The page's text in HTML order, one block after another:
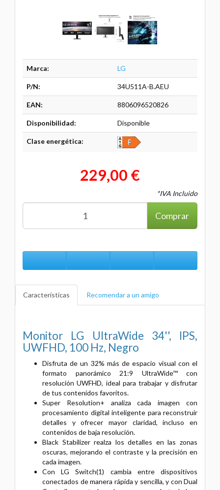
Marca: LG
P/N: 34U511A-B.AEU
EAN: 8806096520826
Disponibilidad: Disponible
Clase energética:
229,00 €
*IVA Incluido
Comprar
Características Recomendar a un amigo
Monitor LG UltraWide 34'', IPS,
UWFHD, 100 Hz, Negro
Disfruta de un 32% más de espacio visual con el
formato panorámico 21:9 UltraWide™ con
resolución UWFHD, ideal para trabajar y disfrutar
de tus contenidos favoritos.
Super Resolution+ analiza cada imagen con
procesamiento digital inteligente para reconstruir
detalles y ofrecer mayor claridad, incluso en
contenidos de baja resolución.
Black Stabilizer realza los detalles en las zonas
oscuras, mejorando el contraste y la precisión en
cada imagen.
Con LG Switch(1) cambia entre dispositivos
conectados de manera rápida y sencilla, y con Dual